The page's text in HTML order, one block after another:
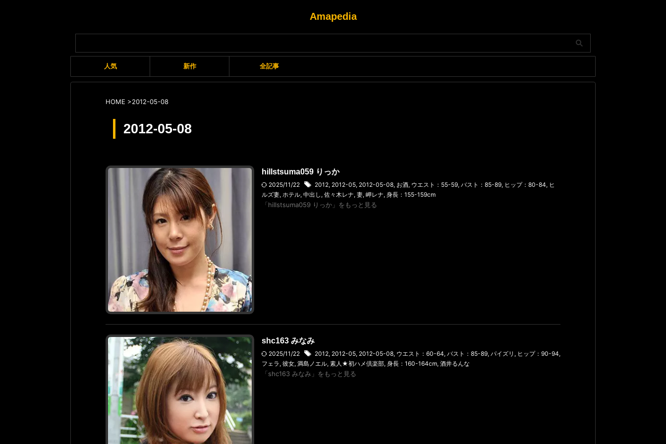
Amapedia
人気 新作 全記事
HOME >2012-05-08
2012-05-08
hillstsuma059 りっか
2025/11/22 2012, 2012-05, 2012-05-08, お酒, ウエスト：55-59, バスト：85-89, ヒップ：80-84, ヒ
ルズ妻, ホテル, 中出し , 佐々木レナ, 妻, 岬レナ, 身長：155-159cm
「hillstsuma059 りっか」をもっと見る
shc163 みなみ
2025/11/22 2012, 2012-05, 2012-05-08, ウエスト：60-64, バスト：85-89, パイズリ , ヒップ：90-94,
フェラ , 彼女, 満島ノエル, 素人★初ハメ倶楽部, 身長：160-164cm, 酒井るんな
「shc163 みなみ」をもっと見る